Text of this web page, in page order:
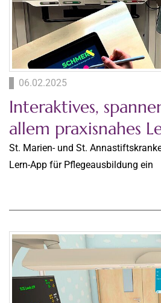
06.02.2025
Interaktives,
allem praxisnahes
St. Marien- und St.
Lern-App für Pflegeausbildung ein